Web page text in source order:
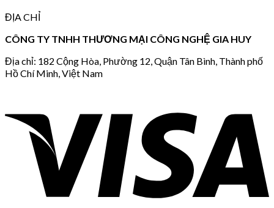
ĐỊA CHỈ
CÔNG TY TNHH THƯƠNG MẠI CÔNG NGHỆ GIA HUY
Địa chỉ: 182 Cộng Hòa, Phường 12, Quận Tân Bình, Thành phố
Hồ Chí Minh, Việt Nam